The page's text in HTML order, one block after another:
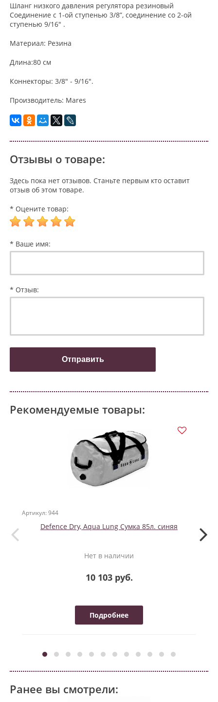
Шланг низкого давления регулятора резиновый
Соединение с 1-ой ступенью 3/8”, соединение со 2-ой
ступенью 9/16" .
Материал: Резина
Длина:80 cм
Коннекторы: 3/8" - 9/16".
Производитель: Mares
Отзывы о товаре:
Здесь пока нет отзывов. Станьте первым кто оставит
отзыв об этом товаре.
* Оцените товар:
* Ваше имя:
* Отзыв:
Рекомендуемые товары:
Артикул: 944
Defence Dry, Aqua Lung Сумка 85л. синяя
Нет в наличии
10 103 руб.
Подробнее
Ранее вы смотрели: